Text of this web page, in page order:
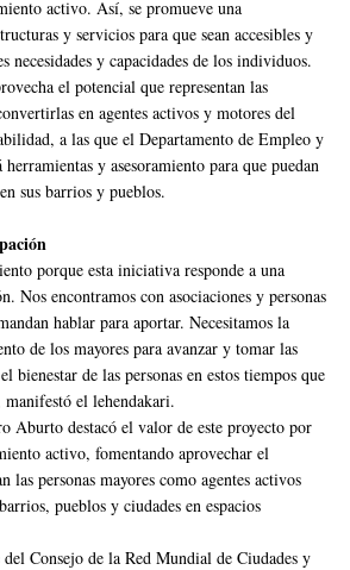
activo. Así, se promueve una
y servicios para que sean accesibles y
necesidades y capacidades de los individuos.
el potencial que representan las
en agentes activos y motores del
a las que el Departamento de Empleo y
y asesoramiento para que puedan
sus barrios y pueblos.
porque esta iniciativa responde a una
Nos encontramos con asociaciones y personas
hablar para aportar. Necesitamos la
de los mayores para avanzar y tomar las
bienestar de las personas en estos tiempos que
el lehendakari.
Aburto destacó el valor de este proyecto por
activo, fomentando aprovechar el
las personas mayores como agentes activos
pueblos y ciudades en espacios
Consejo de la Red Mundial de Ciudades y